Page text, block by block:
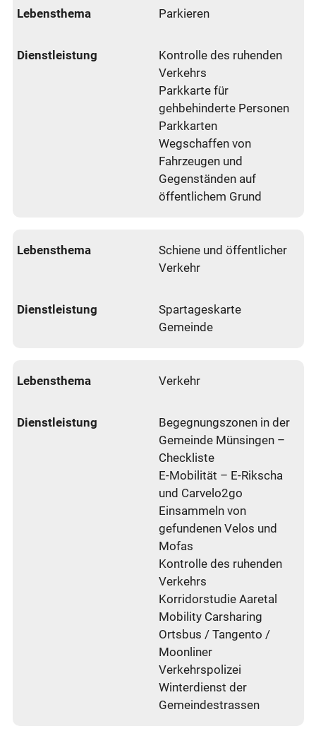
Parkieren
Kontrolle des ruhenden
Verkehrs
Parkkarte für
gehbehinderte Personen
Parkkarten
Wegschaffen von
Fahrzeugen und
Gegenständen auf
öffentlichem Grund
Schiene und öffentlicher
Verkehr
Spartageskarte
Gemeinde
Verkehr
Begegnungszonen in der
Gemeinde Münsingen –
Checkliste
E-Mobilität – E-Rikscha
und Carvelo2go
Einsammeln von
gefundenen Velos und
Mofas
Kontrolle des ruhenden
Verkehrs
Korridorstudie Aaretal
Mobility Carsharing
Ortsbus / Tangento /
Moonliner
Verkehrspolizei
Winterdienst der
Gemeindestrassen